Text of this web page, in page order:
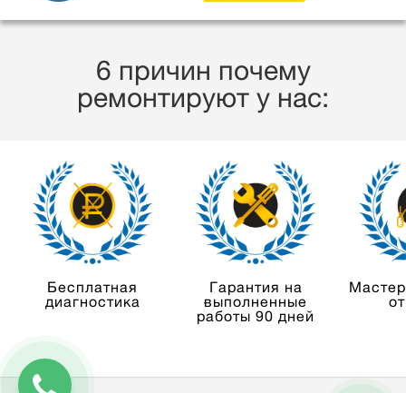
6 причин почему
ремонтируют у нас:
Бесплатная
диагностика
Гарантия на
выполненные
работы 90 дней